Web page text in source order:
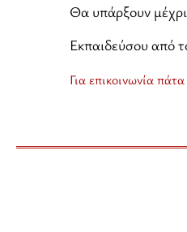
Θα υπάρξουν
Εκπαιδεύσου από
Για επικοινωνία